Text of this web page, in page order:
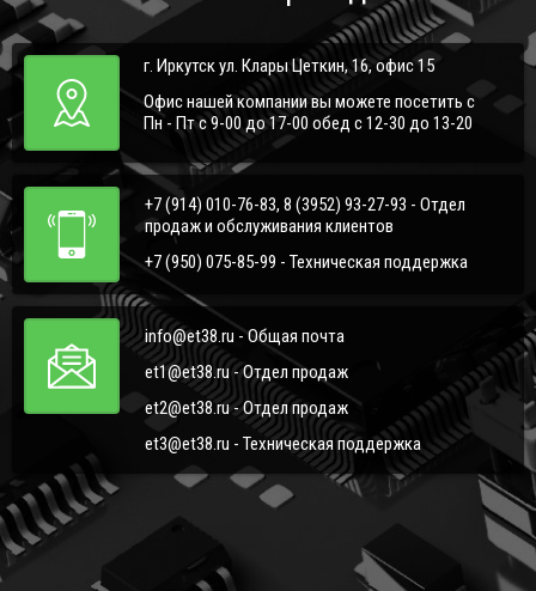
г. Иркутск ул. Клары Цеткин, 16, офис 15
Офис нашей компании вы можете посетить с
Пн - Пт с 9-00 до 17-00 обед с 12-30 до 13-20
+7 (914) 010-76-83, 8 (3952) 93-27-93 - Отдел
продаж и обслуживания клиентов
+7 (950) 075-85-99 - Техническая поддержка
info@et38.ru - Общая почта
et1@et38.ru - Отдел продаж
et2@et38.ru - Отдел продаж
et3@et38.ru - Техническая поддержка